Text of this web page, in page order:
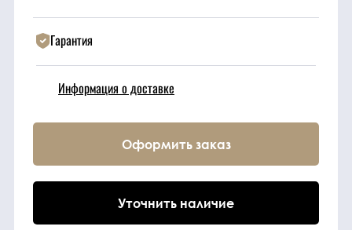
Техника
элементы
Ходовые части
Электрическая
Гарантия
Информация о доставке
Оформить заказ
Уточнить наличие